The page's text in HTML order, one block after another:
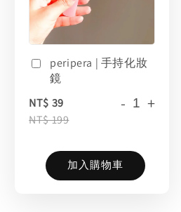
peripera | 手持化妝
鏡
NT$ 39
NT$ 199
- +
加入購物車